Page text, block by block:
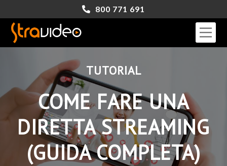
800 771 691
TUTORIAL
COME FARE UNA
DIRETTA STREAMING
(GUIDA COMPLETA)